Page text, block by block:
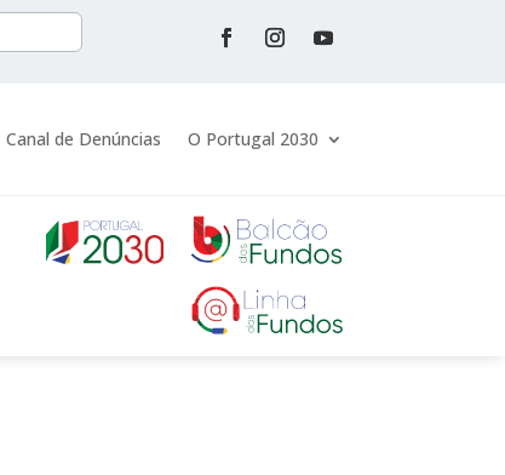
Canal de Denúncias O Portugal 2030